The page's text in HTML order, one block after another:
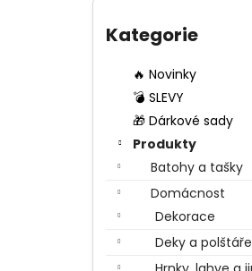
kategorie
Kategorie
🔥 Novinky
💣 SLEVY
🎁 Dárkové sady
Produkty
Batohy a tašky
Domácnost
Dekorace
Deky a polštáře